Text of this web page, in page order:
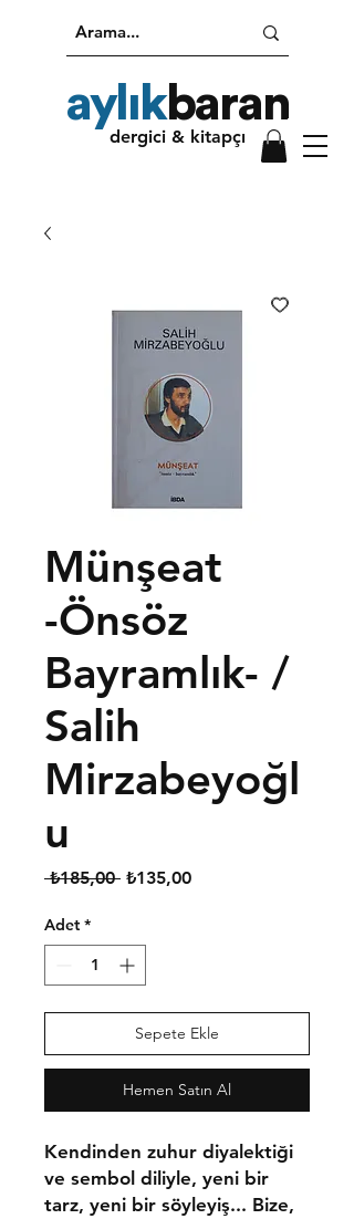
aylıkbaran
dergici & kitapçı
Münşeat
-Önsöz
Bayramlık- /
Salih
Mirzabeyoğl
u
₺185,00 Normal
₺135,00İndirimli
Adet *
Sepete Ekle
Hemen Satın Al
Kendinden zuhur diyalektiği
ve sembol diliyle, yeni bir
tarz, yeni bir söyleyiş... Bize,